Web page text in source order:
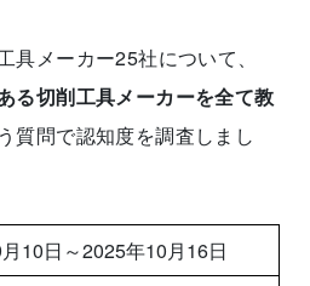
具メーカー25社について、
る切削工具メーカーを全て教
質問で認知度を調査しまし
10日～2025年10月16日